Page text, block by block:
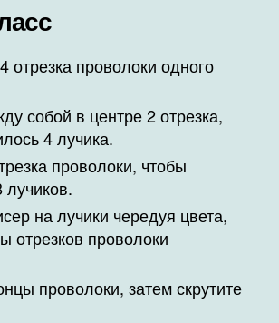
отрезка проволоки одного
собой в центре 2 отрезка,
4 лучика.
проволоки, чтобы
лучиков.
на лучики чередуя цвета,
отрезков проволоки
проволоки, затем скрутите